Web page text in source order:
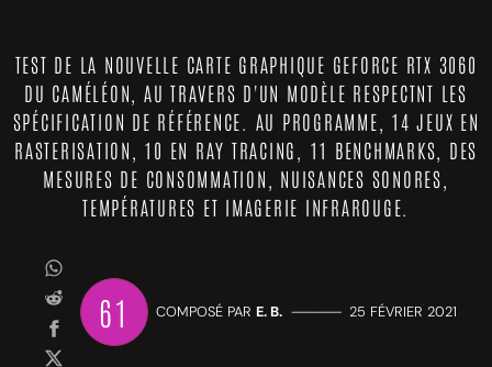
TEST DE LA NOUVELLE CARTE GRAPHIQUE GEFORCE RTX 3060
DU CAMÉLÉON, AU TRAVERS D'UN MODÈLE RESPECTNT LES
SPÉCIFICATION DE RÉFÉRENCE. AU PROGRAMME, 14 JEUX EN
RASTERISATION, 10 EN RAY TRACING, 11 BENCHMARKS, DES
MESURES DE CONSOMMATION, NUISANCES SONORES,
TEMPÉRATURES ET IMAGERIE INFRAROUGE.
61 COMPOSÉ PAR E. B. ————— 25 FÉVRIER 2021